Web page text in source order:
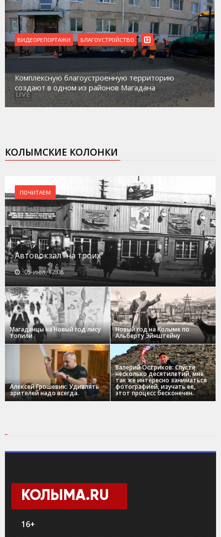
ВИДЕОРЕПОРТАЖИ
Магадан присоединился к пилотному проекту
работе с несовершеннолетними из групп
социального риска «Переправа»
КОЛЫМСКИЕ КОЛОНКИ
ПОЧИТАЕМ
Автовокзал "на троих"
05-июл, 12:08
Магаданцы на Новый год лису
топили
Новый год на Колыме по
Альберту Эйнштейну
Алексей Грошевик: Удивлять
зрителей надо всегда.
Валерий Остриков: Спустя
несколько десятилетий, мне
так же интересно заниматься
фотографией, изучать ее,
этот процесс бесконечен.
КОЛЫМА.RU
16+